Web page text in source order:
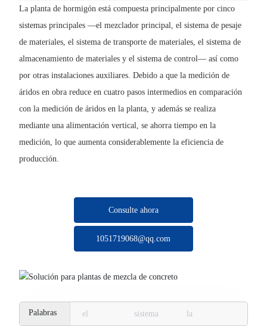
La planta de hormigón está compuesta principalmente por cinco
sistemas principales —el mezclador principal, el sistema de pesaje
de materiales, el sistema de transporte de materiales, el sistema de
almacenamiento de materiales y el sistema de control— así como
por otras instalaciones auxiliares. Debido a que la medición de
áridos en obra reduce en cuatro pasos intermedios en comparación
con la medición de áridos en la planta, y además se realiza
mediante una alimentación vertical, se ahorra tiempo en la
medición, lo que aumenta considerablemente la eficiencia de
producción.
Consulte ahora
1051719068@qq.com
el sistema la